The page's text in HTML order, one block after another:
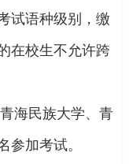
试语种级别，缴
在校生不允许跨
海民族大学、青
参加考试。